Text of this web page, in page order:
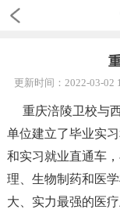
更新时间：2022-03-02
重庆涪陵卫校与
单位建立了毕业实
和实习就业直通车
理、生物制药和医
大、实力最强的医